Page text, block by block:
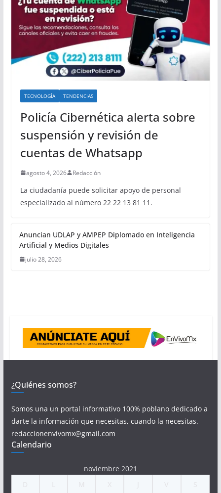
TECNOLOGÍA TENDENCIAS
Policía Cibernética alerta sobre
suspensión y revisión de
cuentas de Whatsapp
agosto 4, 2026 Redacción
La ciudadanía puede solicitar apoyo de personal
especializado al número 22 22 13 81 11.
Anuncian UDLAP y AMPEP Diplomado en Inteligencia
Artificial y Medios Digitales
julio 28, 2026
¿Quiénes somos?
Somos una un portal informativo 100% poblano dedicado a
darte la información que necesitas, cuando la necesitas.
redaccionenvivomx@gmail.com
Calendario
noviembre 2021